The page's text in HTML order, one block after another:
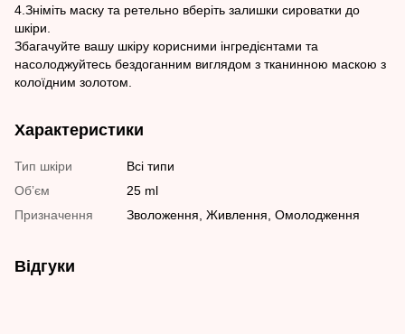
4.Зніміть маску та ретельно вберіть залишки сироватки до
шкіри.
Збагачуйте вашу шкіру корисними інгредієнтами та
насолоджуйтесь бездоганним виглядом з тканинною маскою з
колоїдним золотом.
Характеристики
Тип шкіри
Всі типи
Обʼєм
25 ml
Призначення
Зволоження, Живлення, Омолодження
Відгуки